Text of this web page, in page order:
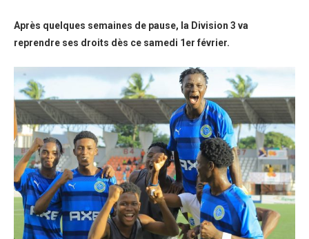
Après quelques semaines de pause, la Division 3 va
reprendre ses droits dès ce samedi 1er février.